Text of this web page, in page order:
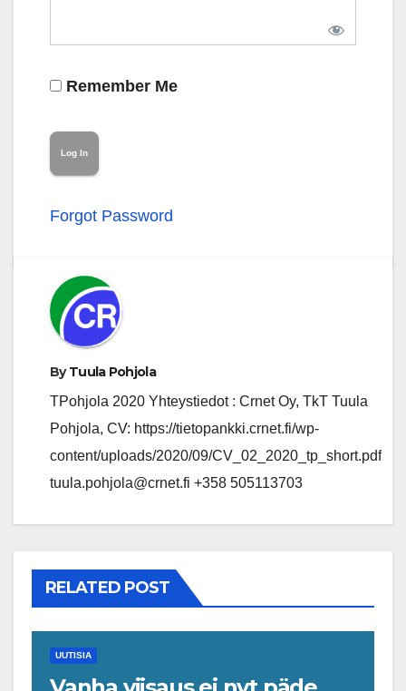
Remember Me
Forgot Password
ByTuula Pohjola
TPohjola 2020 Yhteystiedot : Crnet Oy, TkT Tuula
Pohjola, CV: https://tietopankki.crnet.fi/wp-
content/uploads/2020/09/CV_02_2020_tp_short.pdf
tuula.pohjola@crnet.fi +358 505113703
RELATED POST
UUTISIA